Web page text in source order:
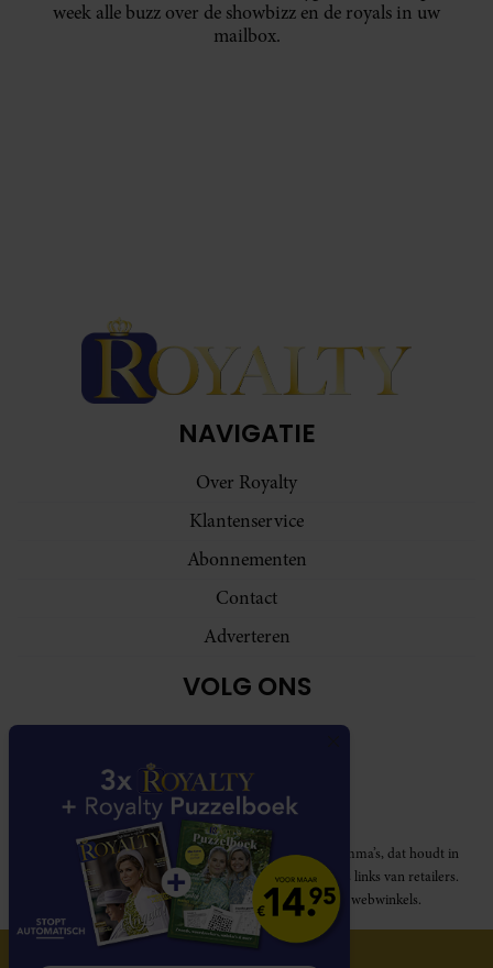
week alle buzz over de showbizz en de royals in uw
mailbox.
NAVIGATIE
Over Royalty
Klantenservice
Abonnementen
Contact
Adverteren
VOLG ONS
Royalty participeert in diverse affiliate marketing programma’s, dat houdt in
dat Royalty commissies ontvangt voor aankopen middels links van retailers.
Deze website wordt niet gesponsord door de genoemde webwinkels.